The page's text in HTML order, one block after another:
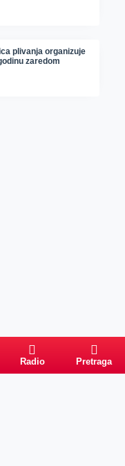
plivanja organizuje
zaredom
Radio Pretraga